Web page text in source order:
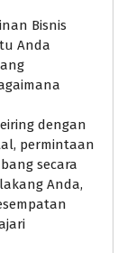
Bisnis
Anda
dengan
permintaan
secara
Anda,